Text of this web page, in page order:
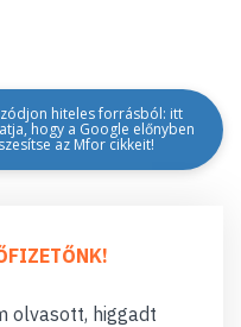
hiteles forrásból: itt
hogy a Google előnyben
az Mfor cikkeit!
olvasott, higgadt